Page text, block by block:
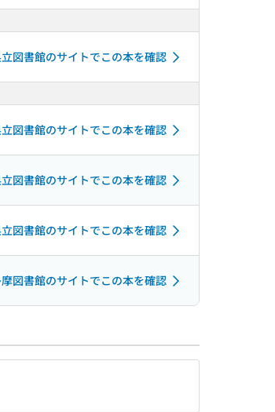
図書館のサイトでこの本を確認
図書館のサイトでこの本を確認
図書館のサイトでこの本を確認
図書館のサイトでこの本を確認
図書館のサイトでこの本を確認